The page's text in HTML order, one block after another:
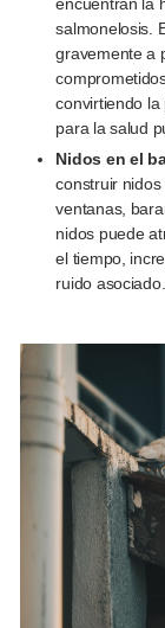
encuentran la
salmonelosis.
gravemente a
convirtiendo
para la salud
Nidos en el
construir
ventanas,
nidos puede
el tiempo,
ruido asociado.